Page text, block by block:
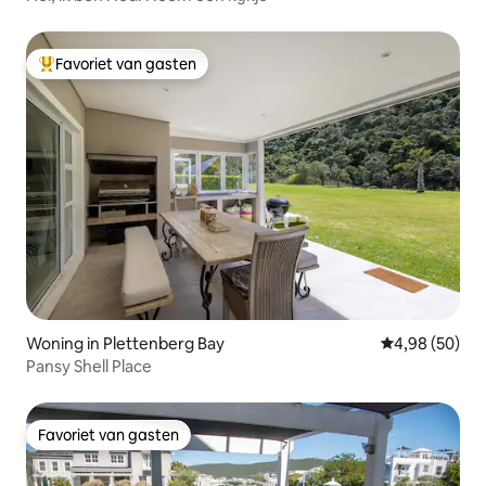
Topfavoriet van gasten
Favoriet van gasten
Woning in Plettenberg Bay Gemiddelde
4,98 (50)
Pansy Shell Place
Favoriet van gasten
Favoriet van gasten